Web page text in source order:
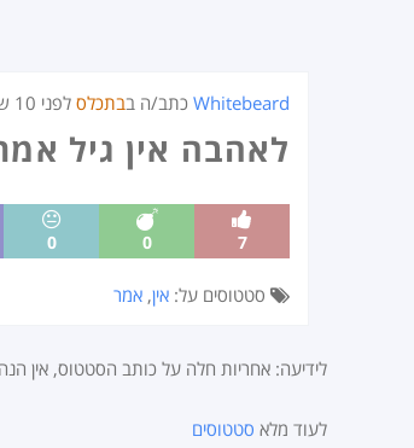
Whitebeard כתב/ה בבתכלס לפני 10 שנים
לאהבה אין גיל
7
0
0
סטטוסים על: אין, אמר
לידיעה: אחריות חלה על כותב הסטטוס, אין
לעוד מלא סטטוסים